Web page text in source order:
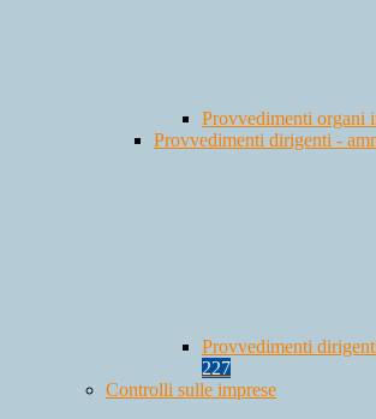
Provvedimenti organi
Provvedimenti dirigenti -
Provvedimenti
227
Controlli sulle imprese